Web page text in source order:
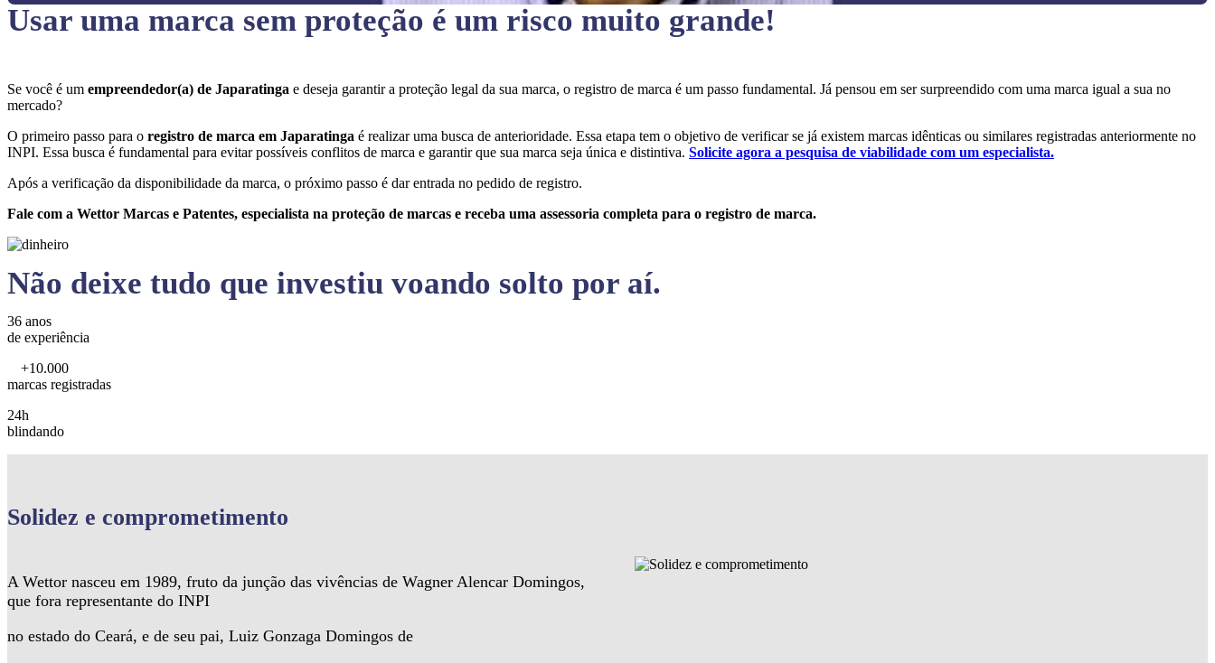
Usar uma marca sem proteção é um risco muito grande!
Se você é um empreendedor(a) de Japaratinga e deseja garantir a proteção legal da sua marca, o registro de marca é um passo fundamental. Já pensou em ser surpreendido com uma marca igual a sua no
mercado?
O primeiro passo para o registro de marca em Japaratinga é realizar uma busca de anterioridade. Essa etapa tem o objetivo de verificar se já existem marcas idênticas ou similares registradas anteriormente no
INPI. Essa busca é fundamental para evitar possíveis conflitos de marca e garantir que sua marca seja única e distintiva. Solicite agora a pesquisa de viabilidade com um especialista.
Após a verificação da disponibilidade da marca, o próximo passo é dar entrada no pedido de registro.
Fale com a Wettor Marcas e Patentes, especialista na proteção de marcas e receba uma assessoria completa para o registro de marca.
Não deixe tudo que investiu voando solto por aí.
36 anos
de experiência
+10.000
marcas registradas
24h
blindando
Solidez e comprometimento
A Wettor nasceu em 1989, fruto da junção das vivências de Wagner Alencar Domingos,
que fora representante do INPI
no estado do Ceará, e de seu pai, Luiz Gonzaga Domingos de